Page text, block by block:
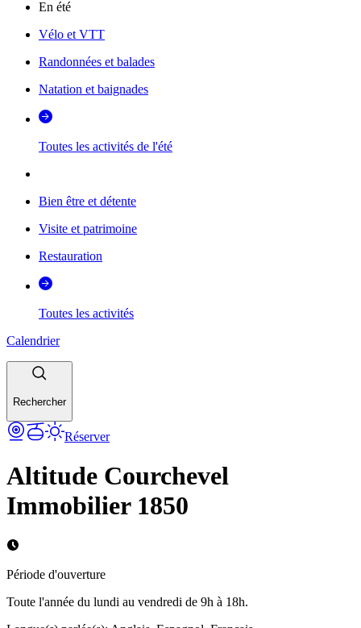
En été
Vélo et VTT
Randonnées et balades
Natation et baignades
Toutes les activités de l'été
Bien être et détente
Visite et patrimoine
Restauration
Toutes les activités
Calendrier
Rechercher
Réserver
Altitude Courchevel
Immobilier 1850
Période d'ouverture
Toute l'année du lundi au vendredi de 9h à 18h.